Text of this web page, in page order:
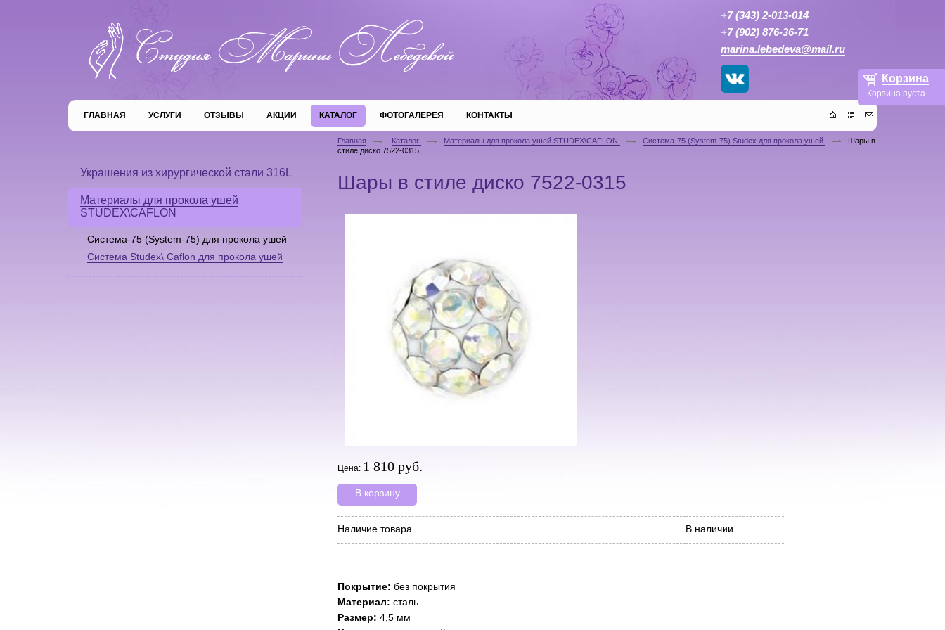
+7 (343) 2-013-014
+7 (902) 876-36-71
marina.lebedeva@mail.ru
ГЛАВНАЯ УСЛУГИ ОТЗЫВЫ АКЦИИ КАТАЛОГ ФОТОГАЛЕРЕЯ КОНТАКТЫ
Корзина
Корзина пуста
Украшения из хирургической стали 316L
Материалы для прокола ушей
STUDEX\CAFLON
Система-75 (System-75) для прокола ушей
Система Studex\ Caflon для прокола ушей
Главная Каталог Материалы для прокола ушей STUDEX\CAFLON Система-75 (System-75) Studex для прокола ушей
Шары в
стиле диско 7522-0315
Шары в стиле диско 7522-0315
Цена: 1 810 руб.
В корзину
Наличие товара В наличии
Покрытие: без покрытия
Материал: сталь
Размер: 4,5 мм